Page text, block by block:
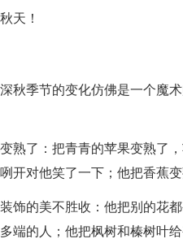
天！
秋季节的变化仿佛是一个魔
熟了：把青青的苹果变熟了
开对他笑了一下；他把香蕉
饰的美不胜收：他把别的花
端的人；他把枫树和榛树叶